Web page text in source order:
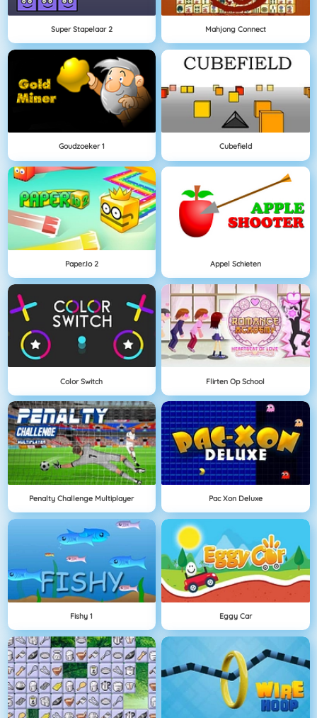
Super Stapelaar 2 Mahjong Connect
Goudzoeker 1 Cubefield
Paper.io 2 Appel Schieten
Color Switch Flirten Op School
Penalty Challenge Multiplayer Pac Xon Deluxe
Fishy 1 Eggy Car